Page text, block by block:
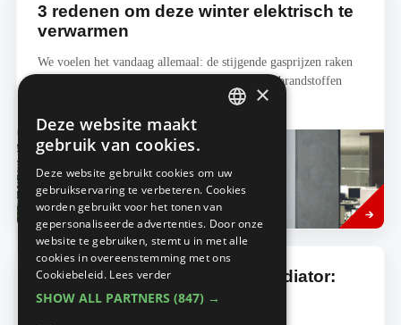
3 redenen om deze winter elektrisch te
verwarmen
We voelen het vandaag allemaal: de stijgende gasprijzen raken
ieders portemonnee en de overstap van fossiele brandstoffen
VERWARMING
Read
more
Kleur in je interieur met een radiator:
ontdek het nieuwe Zehnder
×
Deze website maakt
gebruik van cookies.
Deze website gebruikt cookies om uw
gebruikservaring te verbeteren. Cookies
worden gebruikt voor het tonen van
gepersonaliseerde advertenties. Door onze
website te gebruiken, stemt u in met alle
cookies in overeenstemming met ons
Cookiebeleid. Lees verder
SHOW ALL PARTNERS (847) →